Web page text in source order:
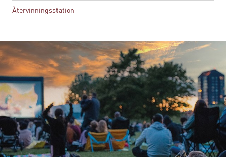
Återvinningsstation